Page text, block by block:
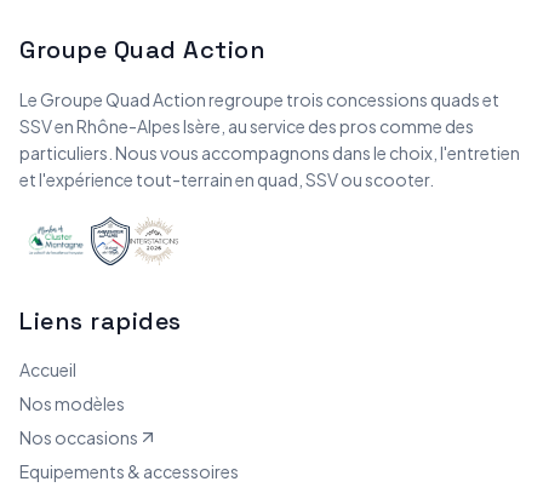
Groupe Quad Action
Le Groupe Quad Action regroupe trois concessions quads et
SSV en Rhône-Alpes Isère, au service des pros comme des
particuliers. Nous vous accompagnons dans le choix, l'entretien
et l'expérience tout-terrain en quad, SSV ou scooter.
Liens rapides
Accueil
Nos modèles
Nos occasions
Equipements & accessoires